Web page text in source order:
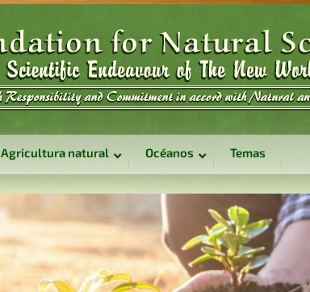
Agricultura natural Océanos Temas